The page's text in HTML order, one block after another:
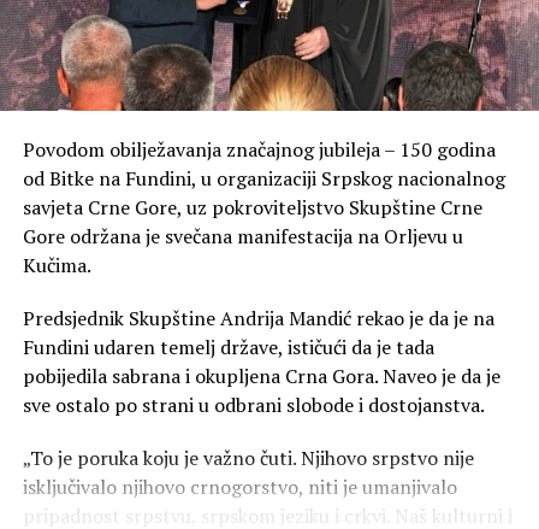
Povodom obilježavanja značajnog jubileja – 150 godina
od Bitke na Fundini, u organizaciji Srpskog nacionalnog
savjeta Crne Gore, uz pokroviteljstvo Skupštine Crne
Gore održana je svečana manifestacija na Orljevu u
Kučima.
Predsjednik Skupštine Andrija Mandić rekao je da je na
Fundini udaren temelj države, ističući da je tada
pobijedila sabrana i okupljena Crna Gora. Naveo je da je
sve ostalo po strani u odbrani slobode i dostojanstva.
„To je poruka koju je važno čuti. Njihovo srpstvo nije
isključivalo njihovo crnogorstvo, niti je umanjivalo
pripadnost srpstvu, srpskom jeziku i crkvi. Naš kulturni i